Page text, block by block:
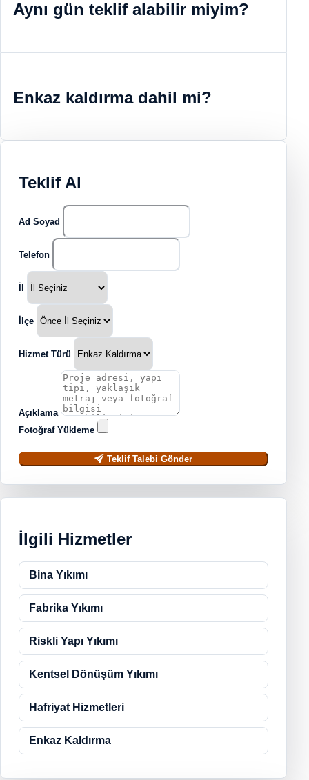
Aynı gün teklif alabilir miyim?
Enkaz kaldırma dahil mi?
Teklif Al
Ad Soyad
Telefon
İl
İlçe
Hizmet Türü
Açıklama
Fotoğraf Yükleme
Teklif Talebi Gönder
İlgili Hizmetler
Bina Yıkımı
Fabrika Yıkımı
Riskli Yapı Yıkımı
Kentsel Dönüşüm Yıkımı
Hafriyat Hizmetleri
Enkaz Kaldırma